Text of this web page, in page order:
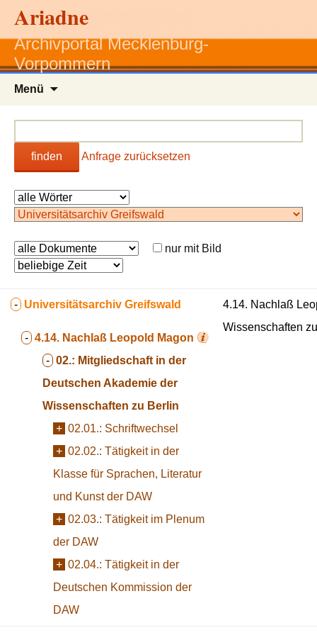
Ariadne
Archivportal Mecklenburg-
Vorpommern
Menü
finden Anfrage zurücksetzen
nur mit Bild
- Universitätsarchiv Greifswald
- 4.14. Nachlaß Leopold Magon
- 02.: Mitgliedschaft in der
Deutschen Akademie der
Wissenschaften zu Berlin
+ 02.01.: Schriftwechsel
+ 02.02.: Tätigkeit in der
Klasse für Sprachen, Literatur
und Kunst der DAW
+ 02.03.: Tätigkeit im Plenum
der DAW
+ 02.04.: Tätigkeit in der
Deutschen Kommission der
DAW
4.14. Nachlaß
Wissenschaften